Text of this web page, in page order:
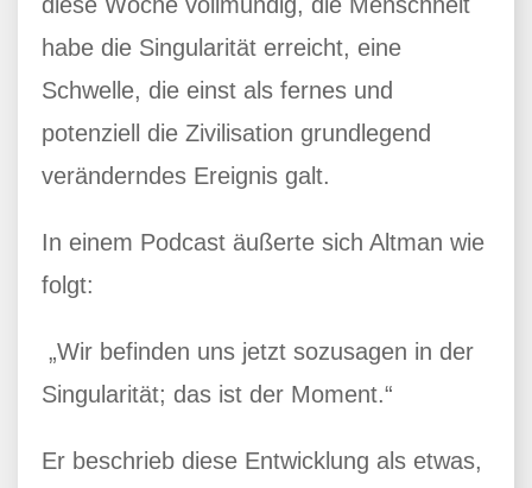
habe die Singularität erreicht, eine
Schwelle, die einst als fernes und
potenziell die Zivilisation grundlegend
veränderndes Ereignis galt.
In einem Podcast äußerte sich Altman wie
folgt:
„Wir befinden uns jetzt sozusagen in der
Singularität; das ist der Moment.“
Er beschrieb diese Entwicklung als etwas,